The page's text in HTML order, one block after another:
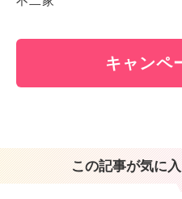
キャンペ
この記事が気に